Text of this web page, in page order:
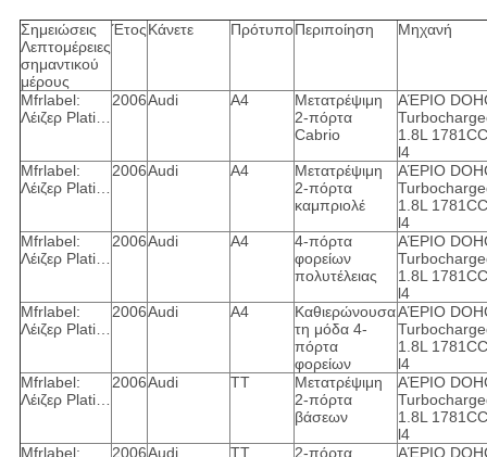
Σημειώσεις
Λεπτομέρειες
σημαντικού
μέρους
ΈτοςΚάνετε ΠρότυποΠεριποίηση Μηχανή
Mfrlabel:
Λέιζερ Plati…
2006Audi A4
Μετατρέψιμη
2-πόρτα
Cabrio
ΑΈΡΙΟ
1.8L 1781CC
l4
Mfrlabel:
Λέιζερ Plati…
2006Audi A4
Μετατρέψιμη
2-πόρτα
καμπριολέ
ΑΈΡΙΟ
1.8L 1781CC
l4
Mfrlabel:
Λέιζερ Plati…
2006Audi A4
4-πόρτα
φορείων
πολυτέλειας
ΑΈΡΙΟ
1.8L 1781CC
l4
Mfrlabel:
Λέιζερ Plati…
2006Audi A4
Καθιερώνουσα
τη μόδα 4-
πόρτα
φορείων
ΑΈΡΙΟ
1.8L 1781CC
l4
Mfrlabel:
Λέιζερ Plati…
2006Audi TT
Μετατρέψιμη
2-πόρτα
βάσεων
ΑΈΡΙΟ
1.8L 1781CC
l4
Mfrlabel:
2006Audi TT
2-πόρτα
ΑΈΡΙΟ